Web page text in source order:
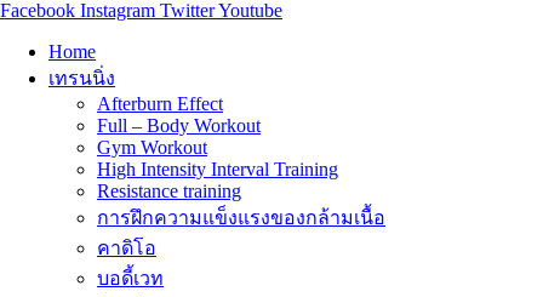
Facebook Instagram TwitterYoutube
Home
เทรนนิ่ง
Afterburn Effect
Full – Body Workout
Gym Workout
High Intensity Interval Training
Resistance training
การฝึกความแข็งแรงของกล้ามเนื้อ
คาดิโอ
บอดี้เวท